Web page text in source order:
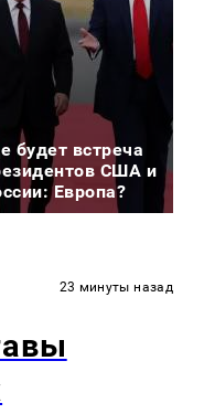
будет встреча
США и
Европа?
23 минуты назад